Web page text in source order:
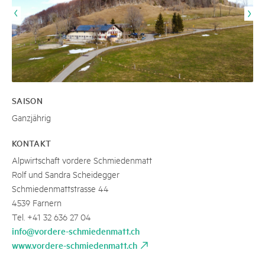
SAISON
Ganzjährig
KONTAKT
Alpwirtschaft vordere Schmiedenmatt
Rolf und Sandra Scheidegger
Schmiedenmattstrasse 44
4539 Farnern
Tel. +41 32 636 27 04
info@vordere-schmiedenmatt.ch
www.vordere-schmiedenmatt.ch